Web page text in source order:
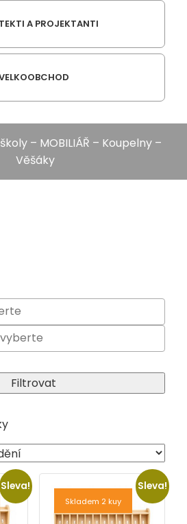
A PROJEKTANTI
– MOBILIÁŘ – Koupelny–
Věšáky
Filtrovat
Sleva! Sleva!
Skladem 2 kuy